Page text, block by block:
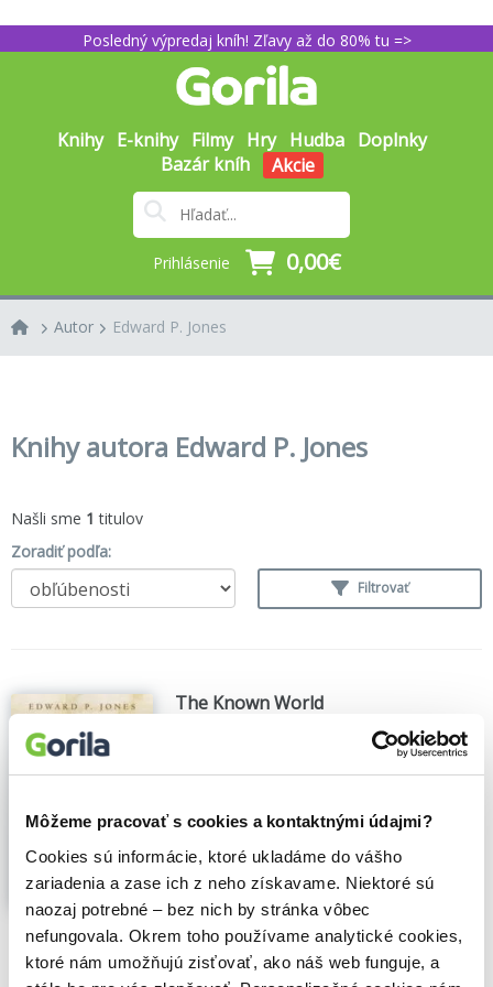
Môžeme pracovať s cookies a kontaktnými údajmi?
Cookies sú informácie, ktoré ukladáme do vášho
zariadenia a zase ich z neho získavame. Niektoré sú
naozaj potrebné – bez nich by stránka vôbec
nefungovala. Okrem toho používame analytické cookies,
ktoré nám umožňujú zisťovať, ako náš web funguje, a
Posledný výpredaj kníh! Zľavy až do 80% tu =>
Knihy E-knihy Filmy Hry Hudba Doplnky
Bazár kníh
Akcie
Prihlásenie 0,00€
Autor Edward P. Jones
Knihy autora Edward P. Jones
Našli sme 1 titulov
Zoradiť podľa:
Filtrovať
The Known World
Zobraziť
🍎 Vypredané